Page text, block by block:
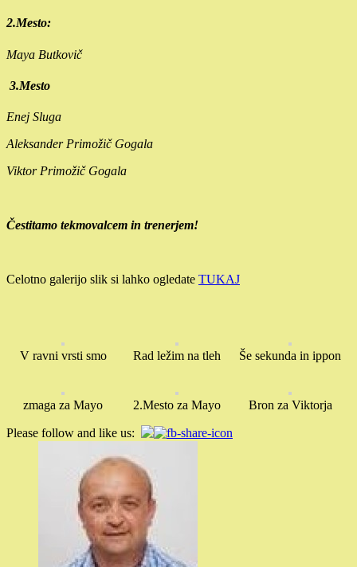
2.Mesto:
Maya Butkovič
3.Mesto
Enej Sluga
Aleksander Primožič Gogala
Viktor Primožič Gogala
Čestitamo tekmovalcem in trenerjem!
Celotno galerijo slik si lahko ogledate TUKAJ
V ravni vrsti smo Rad ležim na tleh Še sekunda in ippon
zmaga za Mayo 2.Mesto za Mayo Bron za Viktorja
Please follow and like us: